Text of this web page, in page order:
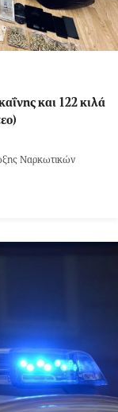
και 122 κιλά
Ναρκωτικών